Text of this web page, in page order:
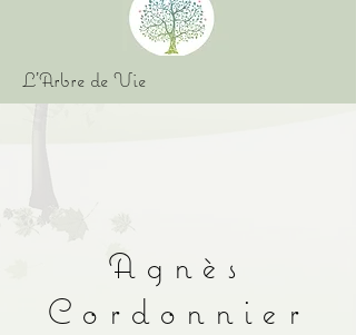
Agnès
Cordonnier
L'Arbre de Vie